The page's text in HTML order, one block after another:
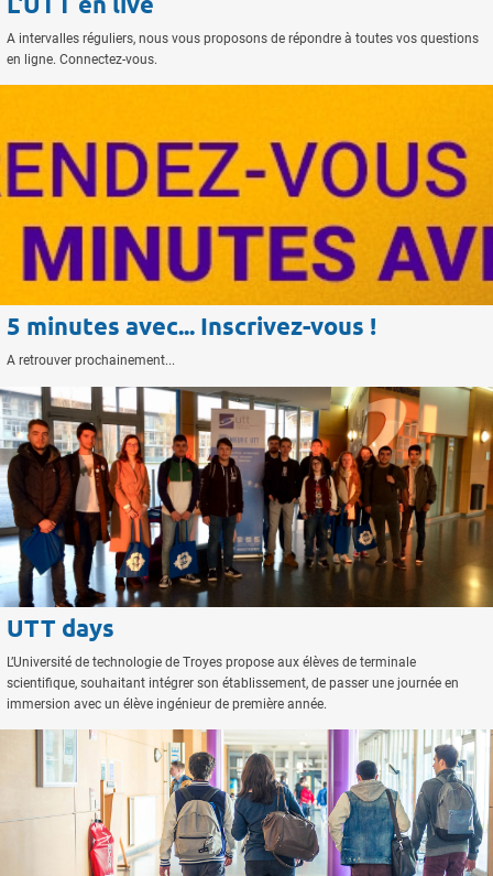
A intervalles réguliers, nous vous proposons de répondre à toutes vos questions
en ligne. Connectez-vous.
5 minutes avec... Inscrivez-vous !
A retrouver prochainement...
UTT days
L’Université de technologie de Troyes propose aux élèves de terminale
scientifique, souhaitant intégrer son établissement, de passer une journée en
immersion avec un élève ingénieur de première année.